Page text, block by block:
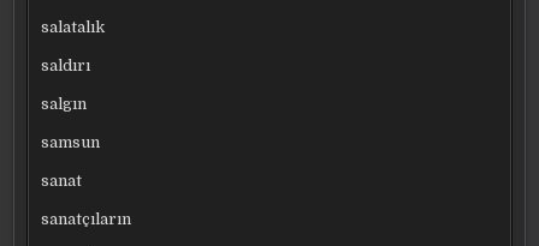
salatalık
saldırı
salgın
samsun
sanat
sanatçıların